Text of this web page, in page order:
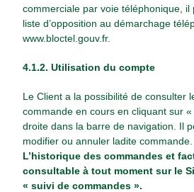
commerciale par voie téléphonique, il
liste d’opposition au démarchage
www.bloctel.gouv.fr.
4.1.2. Utilisation du compte
Le Client a la possibilité de consulter
commande en cours en cliquant sur «
droite dans la barre de navigation. Il
modifier ou annuler ladite commande.
L’historique des commandes et
consultable à tout moment sur le
« suivi de commandes ».